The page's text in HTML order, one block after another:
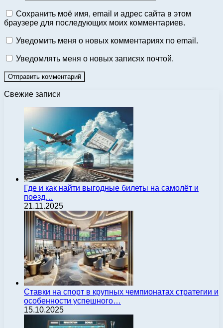
Сохранить моё имя, email и адрес сайта в этом
браузере для последующих моих комментариев.
Уведомить меня о новых комментариях по email.
Уведомлять меня о новых записях почтой.
Свежие записи
Где и как найти выгодные билеты на самолёт и
поезд…
21.11.2025
Ставки на спорт в крупных чемпионатах стратегии и
особенности успешного…
15.10.2025